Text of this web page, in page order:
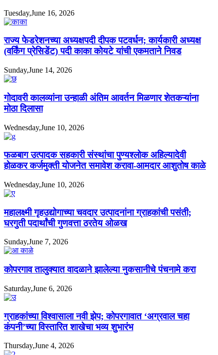
Tuesday,June 16, 2026
राज्य फेडरेशनच्या अध्यक्षपदी दीपक पटवर्धन; कार्यकारी अध्यक्ष
(वर्किंग प्रेसिडेंट) पदी काका कोयटे यांची एकमताने निवड
Sunday,June 14, 2026
गोदावरी कालव्यांना उन्हाळी अंतिम आवर्तन मिळणार शेतकऱ्यांना
मोठा दिलासा
Wednesday,June 10, 2026
फळबाग उत्पादक सहकारी संस्थांचा पुण्यश्लोक अहिल्यादेवी
होळकर कर्जमुक्ती योजनेत समावेश करावा-आमदार आशुतोष काळे
Wednesday,June 10, 2026
महालक्ष्मी गृहउद्योगाच्या चवदार उत्पादनांना ग्राहकांची पसंती;
घरगुती पदार्थांची गुणवत्ता ठरतेय ओळख
Sunday,June 7, 2026
कोपरगाव तालुक्यात वादळाने झालेल्या नुकसानीचे पंचनामे करा
Saturday,June 6, 2026
ग्राहकांच्या विश्वासाला नवी झेप; कोपरगावात ‘अग्रवाल चहा
कंपनी’च्या विस्तारित शाखेचा भव्य शुभारंभ
Thursday,June 4, 2026